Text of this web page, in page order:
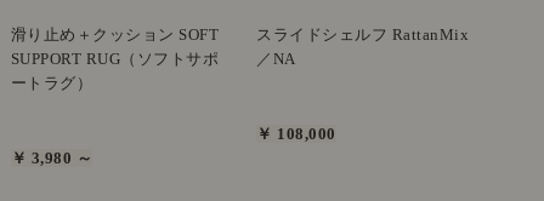
滑り止め＋クッション SOFT
SUPPORT RUG（ソフトサポ
ートラグ）
￥ 3,980 ～
スライドシェルフ RattanMix
／NA
￥ 108,000